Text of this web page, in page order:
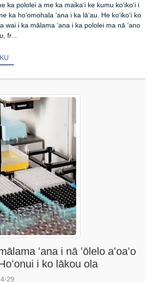
ka pololei a me ka maikaʻi ke kumu koʻikoʻi i
ka hoʻomohala ʻana i ka lāʻau. He koʻikoʻi ko
wai i ka mālama ʻana i ka pololei ma nā ʻano
fr...
ʻana i nā ʻōlelo aʻoaʻo
i ko lākou ola
29